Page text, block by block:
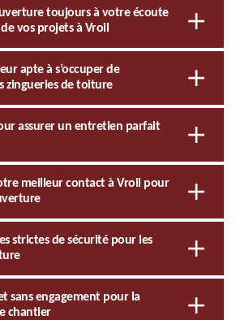
toujours à votre écoute
vos projets à Vroil
apte à s’occuper de
zingueries de toiture
assurer un entretien parfait
meilleur contact à Vroil pour
strictes de sécurité pour les
sans engagement pour la
chantier